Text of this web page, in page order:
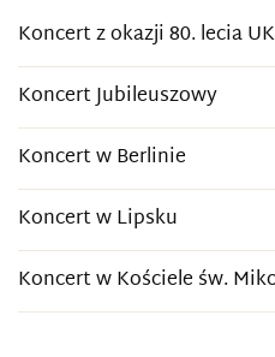
Koncert z okazji 80. lecia
Koncert Jubileuszowy
Koncert w Berlinie
Koncert w Lipsku
Koncert w Kościele św.